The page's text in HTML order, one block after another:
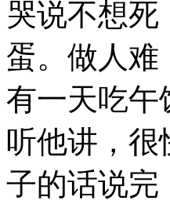
哭说不想
蛋。做人难
有一天吃午
听他讲，
子的话说完